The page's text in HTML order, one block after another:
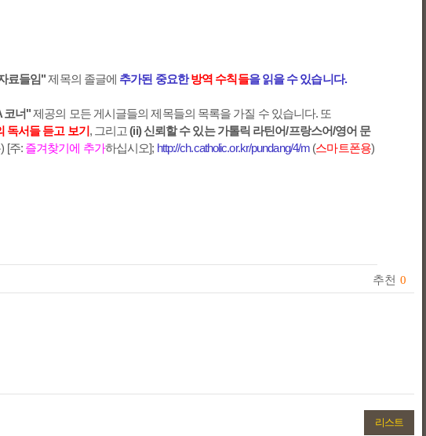
료들임"제목의 졸글에 추가된 중요한방역 수칙들을 읽을 수 있습니다.
코너"제공의 모든 게시글들의 제목들의 목록을 가질 수 있습니다. 또
독서들 듣고 보기 , 그리고 (ii) 신뢰할 수 있는 가톨릭 라틴어/프랑스어/영어 문
[주: 즐겨찾기에 추가하십시오]; http://ch.catholic.or.kr/pundang/4/m (스마트폰용)
추천 0
리스트